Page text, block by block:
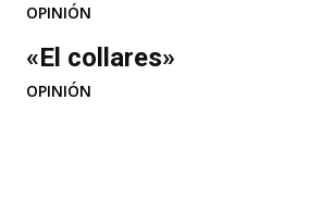
OPINIÓN
«El collares»
OPINIÓN